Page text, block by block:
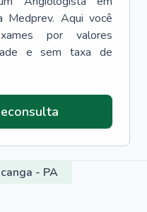
Medprev. Aqui você
por valores
e sem taxa de
- PA